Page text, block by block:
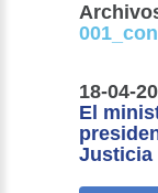
18-04-
El
Justicia